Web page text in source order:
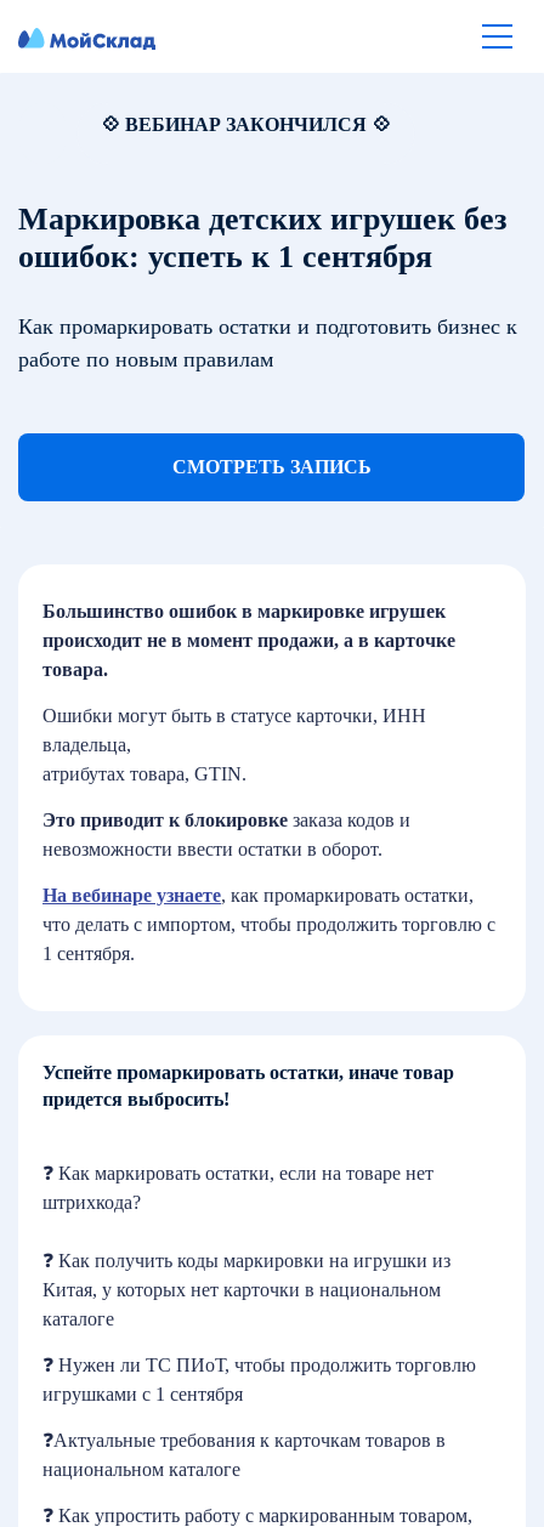
💠 ВЕБИНАР ЗАКОНЧИЛСЯ 💠
Маркировка детских игрушек без
ошибок: успеть к 1 сентября
Как промаркировать остатки и подготовить бизнес к
работе по новым правилам
СМОТРЕТЬ ЗАПИСЬ
Большинство ошибок в маркировке игрушек
происходит не в момент продажи, а в карточке
товара.
Ошибки могут быть в статусе карточки, ИНН
владельца,
атрибутах товара, GTIN.
Это приводит к блокировке заказа кодов и
невозможности ввести остатки в оборот.
На вебинаре узнаете, как промаркировать остатки,
что делать с импортом, чтобы продолжить торговлю с
1 сентября.
Успейте промаркировать остатки, иначе товар
придется выбросить!
❓ Как маркировать остатки, если на товаре нет
штрихкода?
❓ Как получить коды маркировки на игрушки из
Китая, у которых нет карточки в национальном
каталоге
❓ Нужен ли ТС ПИоТ, чтобы продолжить торговлю
игрушками с 1 сентября
❓Актуальные требования к карточкам товаров в
национальном каталоге
❓ Как упростить работу с маркированным товаром,